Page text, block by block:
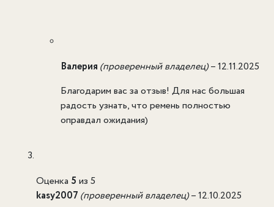
Валерия (проверенный владелец)–12.11.2025
Благодарим вас за отзыв! Для нас большая
радость узнать, что ремень полностью
оправдал ожидания)
Оценка 5 из 5
kasy2007 (проверенный владелец)–12.10.2025